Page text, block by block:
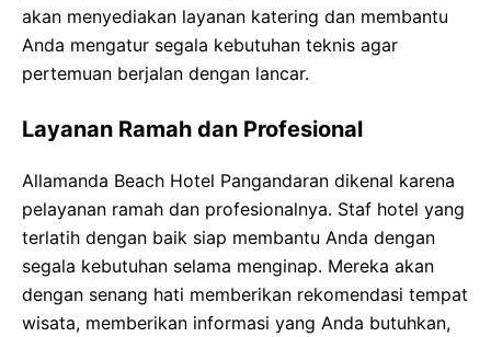
akan menyediakan layanan katering dan membantu
Anda mengatur segala kebutuhan teknis agar
pertemuan berjalan dengan lancar.
Layanan Ramah dan Profesional
Allamanda Beach Hotel Pangandaran dikenal karena
pelayanan ramah dan profesionalnya. Staf hotel yang
terlatih dengan baik siap membantu Anda dengan
segala kebutuhan selama menginap. Mereka akan
dengan senang hati memberikan rekomendasi tempat
wisata, memberikan informasi yang Anda butuhkan,